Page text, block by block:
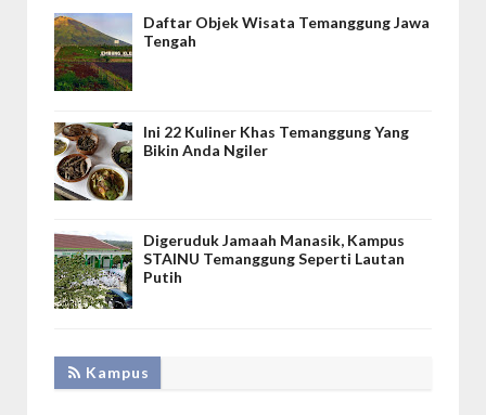
Daftar Objek Wisata Temanggung Jawa
Tengah
Ini 22 Kuliner Khas Temanggung Yang
Bikin Anda Ngiler
Digeruduk Jamaah Manasik, Kampus
STAINU Temanggung Seperti Lautan
Putih
Kampus